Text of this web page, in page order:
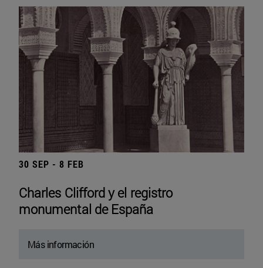
30 SEP - 8 FEB
Charles Clifford y el registro
monumental de España
Más información